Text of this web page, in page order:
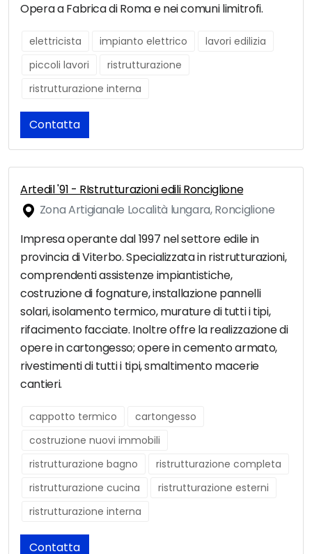
Opera a Fabrica di Roma e nei comuni limitrofi.
elettricista impianto elettrico
lavori edilizia
piccoli lavori
ristrutturazione
ristrutturazione interna
Contatta
Artedil '91 - RIstrutturazioni edili Ronciglione
Zona Artigianale Località lungara, Ronciglione
Impresa operante dal 1997 nel settore edile in
provincia di Viterbo. Specializzata in ristrutturazioni,
comprendenti assistenze impiantistiche,
costruzione di fognature, installazione pannelli
solari, isolamento termico, murature di tutti i tipi,
rifacimento facciate. Inoltre offre la realizzazione di
opere in cartongesso; opere in cemento armato,
rivestimenti di tutti i tipi, smaltimento macerie
cantieri.
cappotto termico
cartongesso
costruzione nuovi immobili
ristrutturazione bagno
ristrutturazione completa
ristrutturazione cucina
ristrutturazione esterni
ristrutturazione interna
Contatta